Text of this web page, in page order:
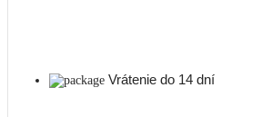
Vrátenie do 14 dní